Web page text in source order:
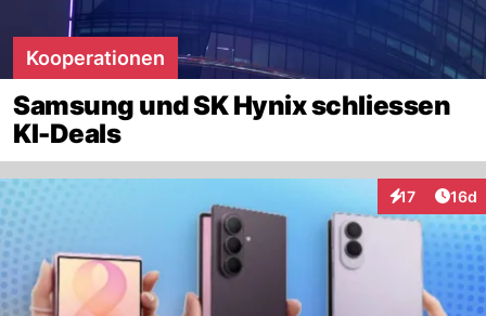
Kooperationen
Samsung und SK Hynix schliessen
KI-Deals
17
Interaktionen
16d